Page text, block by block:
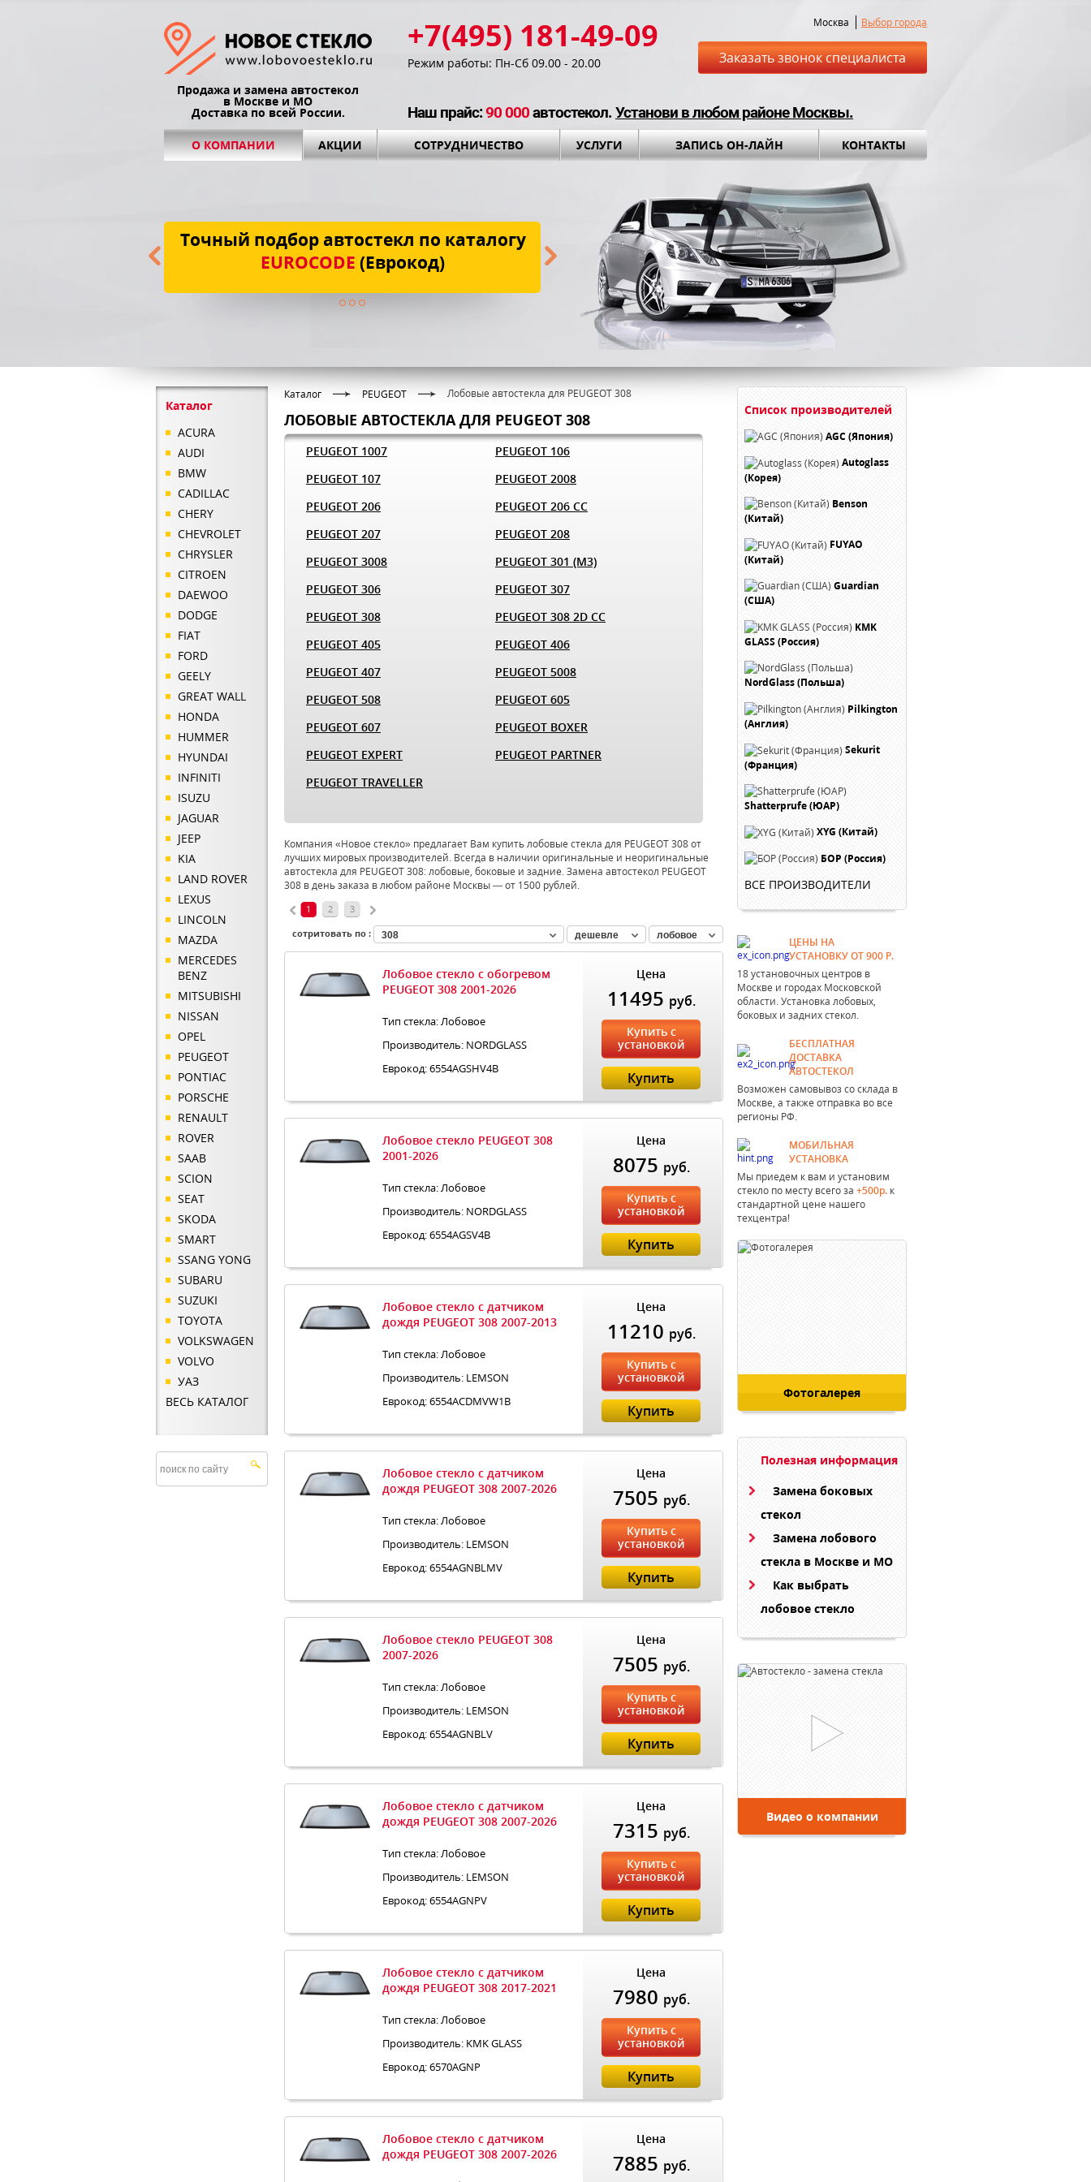
Продажа и замена автостекол
в Москве и МО
Доставка по всей России.
+7(495) 181-49-09
Режим работы: Пн-Сб 09.00 - 20.00
Москва Выбор города
Заказать звонок специалиста
Наш прайс:90 000автостекол.Установи в любом районе Москвы.
О КОМПАНИИ АКЦИИ СОТРУДНИЧЕСТВО УСЛУГИ ЗАПИСЬ ОН-ЛАЙН КОНТАКТЫ
Точный подбор автостекл по каталогу
EUROCODE (Еврокод)
Бесплатная доставка до места
установки и установочный комплект вПОДАРОК!
Каталог
ACURA
AUDI
BMW
CADILLAC
CHERY
CHEVROLET
CHRYSLER
CITROEN
DAEWOO
DODGE
FIAT
FORD
GEELY
GREAT WALL
HONDA
HUMMER
HYUNDAI
INFINITI
ISUZU
JAGUAR
JEEP
KIA
LAND ROVER
LEXUS
LINCOLN
MAZDA
MERCEDES
BENZ
MITSUBISHI
NISSAN
OPEL
PEUGEOT
PONTIAC
PORSCHE
RENAULT
ROVER
SAAB
SCION
SEAT
SKODA
SMART
SSANG YONG
SUBARU
SUZUKI
TOYOTA
VOLKSWAGEN
VOLVO
УАЗ
ВЕСЬ КАТАЛОГ
Каталог PEUGEOT Лобовые автостекла для PEUGEOT 308
ЛОБОВЫЕ АВТОСТЕКЛА ДЛЯ PEUGEOT 308
PEUGEOT 1007
PEUGEOT 106
PEUGEOT 107
PEUGEOT 2008
PEUGEOT 206
PEUGEOT 206 CC
PEUGEOT 207
PEUGEOT 208
PEUGEOT 3008
PEUGEOT 301 (M3)
PEUGEOT 306
PEUGEOT 307
PEUGEOT 308
PEUGEOT 308 2D CC
PEUGEOT 405
PEUGEOT 406
PEUGEOT 407
PEUGEOT 5008
PEUGEOT 508
PEUGEOT 605
PEUGEOT 607
PEUGEOT BOXER
PEUGEOT EXPERT
PEUGEOT PARTNER
PEUGEOT TRAVELLER
Компания «Новое стекло» предлагает Вам купить лобовые стекла для PEUGEOT 308 от
лучших мировых производителей. Всегда в наличии оригинальные и неоригинальные
автостекла для PEUGEOT 308: лобовые, боковые и задние. Замена автостекол PEUGEOT
308 в день заказа в любом районе Москвы — от 1500 рублей.
1 2
3
сотритовать по :
308 дешевле лобовое
Лобовое стекло с обогревом
PEUGEOT 308 2001-2026
Тип стекла: Лобовое
Производитель: NORDGLASS
Еврокод: 6554AGSHV4B
Цена
11495 руб.
Купить с
установкой
Купить
Лобовое стекло PEUGEOT 308
2001-2026
Тип стекла: Лобовое
Производитель: NORDGLASS
Еврокод: 6554AGSV4B
Цена
8075 руб.
Купить с
установкой
Купить
Лобовое стекло с датчиком
дождя PEUGEOT 308 2007-2013
Тип стекла: Лобовое
Производитель: LEMSON
Еврокод: 6554ACDMVW1B
Цена
11210 руб.
Купить с
установкой
Купить
Лобовое стекло с датчиком
дождя PEUGEOT 308 2007-2026
Тип стекла: Лобовое
Производитель: LEMSON
Еврокод: 6554AGNBLMV
Цена
7505 руб.
Купить с
установкой
Купить
Лобовое стекло PEUGEOT 308
2007-2026
Тип стекла: Лобовое
Производитель: LEMSON
Еврокод: 6554AGNBLV
Цена
7505 руб.
Купить с
установкой
Купить
Лобовое стекло с датчиком
дождя PEUGEOT 308 2007-2026
Тип стекла: Лобовое
Производитель: LEMSON
Еврокод: 6554AGNPV
Цена
7315 руб.
Купить с
установкой
Купить
Лобовое стекло с датчиком
дождя PEUGEOT 308 2017-2021
Тип стекла: Лобовое
Производитель: KMK GLASS
Еврокод: 6570AGNP
Цена
7980 руб.
Купить с
установкой
Купить
Лобовое стекло с датчиком
дождя PEUGEOT 308 2007-2026
Цена
7885 руб.
Список производителей
AGC (Япония)
Autoglass
(Корея)
Benson
(Китай)
FUYAO
(Китай)
Guardian
(США)
KMK
GLASS (Россия)
NordGlass (Польша)
Pilkington
(Англия)
Sekurit
(Франция)
Shatterprufe (ЮАР)
XYG (Китай)
БОР (Россия)
ВСЕ ПРОИЗВОДИТЕЛИ
ЦЕНЫ НА
УСТАНОВКУ ОТ 900 Р.
18 установочных центров в
Москве и городах Московской
области. Установка лобовых,
боковых и задних стекол.
БЕСПЛАТНАЯ
ДОСТАВКА
АВТОСТЕКОЛ
Возможен самовывоз со склада в
Москве, а также отправка во все
регионы РФ.
МОБИЛЬНАЯ
УСТАНОВКА
Мы приедем к вам и установим
стекло по месту всего за +500р. к
стандартной цене нашего
техцентра!
Фотогалерея
Полезная информация
Замена боковых
стекол
Замена лобового
стекла в Москве и МО
Как выбрать
лобовое стекло
Видео о компании